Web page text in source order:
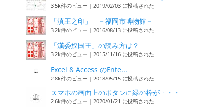
3.5k件のビュー | 2019/02/03 に投稿された
「滇王之印」 －福岡市博物館－
3.2k件のビュー | 2016/08/13 に投稿された
「漢委奴国王」の読み方は？
3.2k件のビュー | 2015/11/16 に投稿された
Excel & Access のEnte...
2.8k件のビュー | 2018/05/15 に投稿された
スマホの画面上のボタンに緑の枠が・・・
2.6k件のビュー | 2020/01/21 に投稿された